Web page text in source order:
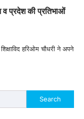
प्रदेश की प्रतिभाओं
हरिओम चौधरी ने अपने
Search